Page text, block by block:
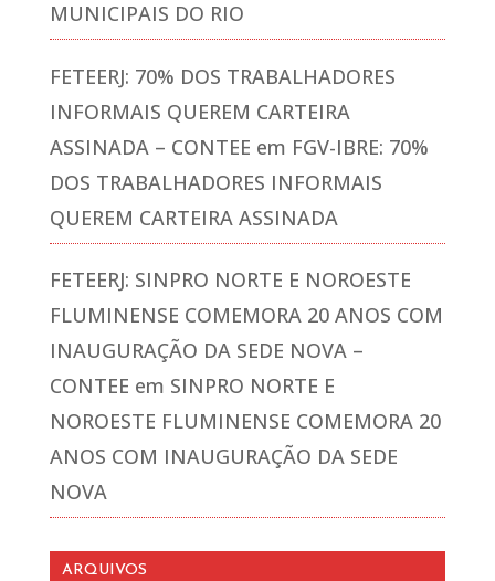
MUNICIPAIS DO RIO
FETEERJ: 70% DOS TRABALHADORES
INFORMAIS QUEREM CARTEIRA
ASSINADA – CONTEE em FGV-IBRE: 70%
DOS TRABALHADORES INFORMAIS
QUEREM CARTEIRA ASSINADA
FETEERJ: SINPRO NORTE E NOROESTE
FLUMINENSE COMEMORA 20 ANOS COM
INAUGURAÇÃO DA SEDE NOVA –
CONTEE em SINPRO NORTE E
NOROESTE FLUMINENSE COMEMORA 20
ANOS COM INAUGURAÇÃO DA SEDE
NOVA
ARQUIVOS